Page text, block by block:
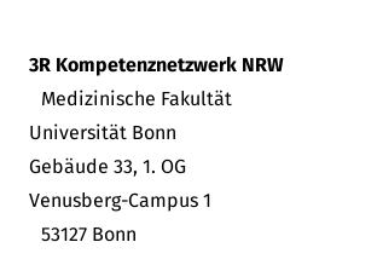
3R Kompetenznetzwerk NRW
Medizinische Fakultät
Universität Bonn
Gebäude 33, 1. OG
Venusberg-Campus 1
53127 Bonn